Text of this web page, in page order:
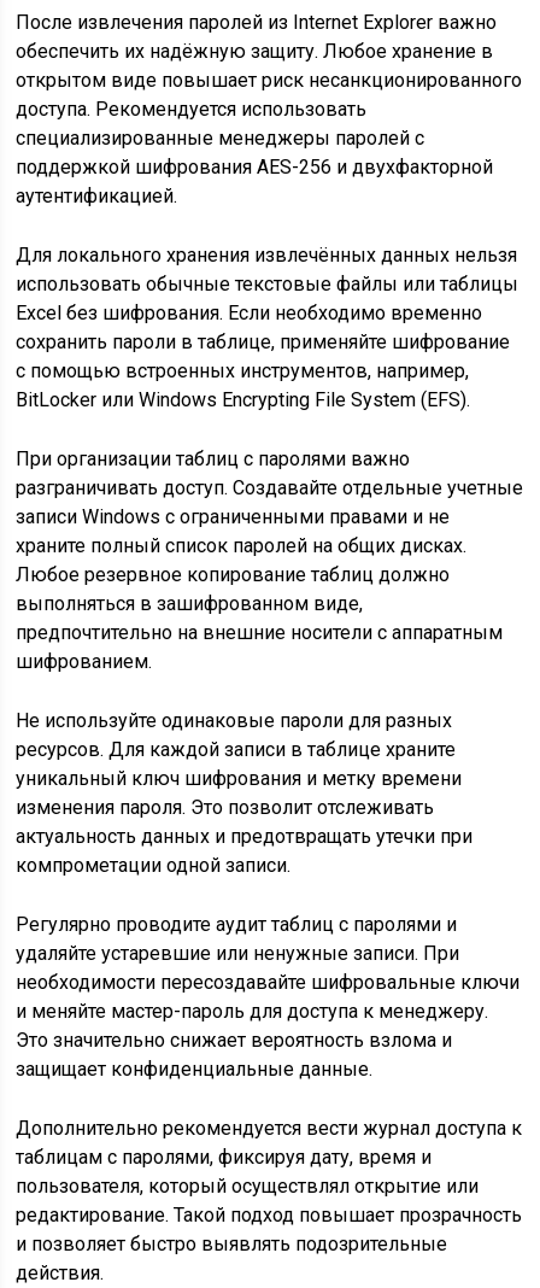
После извлечения паролей из Internet Explorer важно
обеспечить их надёжную защиту. Любое хранение в
открытом виде повышает риск несанкционированного
доступа. Рекомендуется использовать
специализированные менеджеры паролей с
поддержкой шифрования AES-256 и двухфакторной
аутентификацией.
Для локального хранения извлечённых данных нельзя
использовать обычные текстовые файлы или таблицы
Excel без шифрования. Если необходимо временно
сохранить пароли в таблице, применяйте шифрование
с помощью встроенных инструментов, например,
BitLocker или Windows Encrypting File System (EFS).
При организации таблиц с паролями важно
разграничивать доступ. Создавайте отдельные учетные
записи Windows с ограниченными правами и не
храните полный список паролей на общих дисках.
Любое резервное копирование таблиц должно
выполняться в зашифрованном виде,
предпочтительно на внешние носители с аппаратным
шифрованием.
Не используйте одинаковые пароли для разных
ресурсов. Для каждой записи в таблице храните
уникальный ключ шифрования и метку времени
изменения пароля. Это позволит отслеживать
актуальность данных и предотвращать утечки при
компрометации одной записи.
Регулярно проводите аудит таблиц с паролями и
удаляйте устаревшие или ненужные записи. При
необходимости пересоздавайте шифровальные ключи
и меняйте мастер-пароль для доступа к менеджеру.
Это значительно снижает вероятность взлома и
защищает конфиденциальные данные.
Дополнительно рекомендуется вести журнал доступа к
таблицам с паролями, фиксируя дату, время и
пользователя, который осуществлял открытие или
редактирование. Такой подход повышает прозрачность
и позволяет быстро выявлять подозрительные
действия.